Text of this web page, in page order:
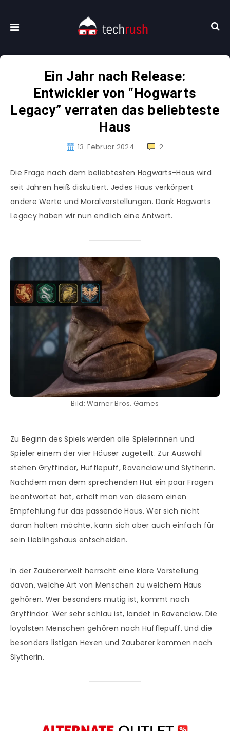
Ein Jahr nach Release:
Entwickler von “Hogwarts
Legacy” verraten das beliebteste
Haus
13. Februar 2024 2
Die Frage nach dem beliebtesten Hogwarts-Haus wird
seit Jahren heiß diskutiert. Jedes Haus verkörpert
andere Werte und Moralvorstellungen. Dank Hogwarts
Legacy haben wir nun endlich eine Antwort.
Bild: Warner Bros. Games
Zu Beginn des Spiels werden alle Spielerinnen und
Spieler einem der vier Häuser zugeteilt. Zur Auswahl
stehen Gryffindor, Hufflepuff, Ravenclaw und Slytherin.
Nachdem man dem sprechenden Hut ein paar Fragen
beantwortet hat, erhält man von diesem einen
Empfehlung für das passende Haus. Wer sich nicht
daran halten möchte, kann sich aber auch einfach für
sein Lieblingshaus entscheiden.
In der Zaubererwelt herrscht eine klare Vorstellung
davon, welche Art von Menschen zu welchem Haus
gehören. Wer besonders mutig ist, kommt nach
Gryffindor. Wer sehr schlau ist, landet in Ravenclaw. Die
loyalsten Menschen gehören nach Hufflepuff. Und die
besonders listigen Hexen und Zauberer kommen nach
Slytherin.